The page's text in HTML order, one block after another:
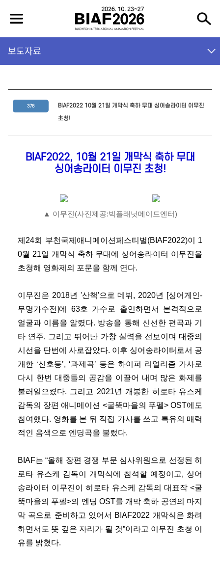
보도자료
378
BIAF2022 10월 21일 개막식 축하 무대 싱어송라이터 이무진
초청!
BIAF2022, 10월 21일 개막식 축하 무대
싱어송라이터 이무진 초청!
▲ 이무진(사진제공:빅플래닛메이드엔터)
제24회 부천국제애니메이션페스티벌(BIAF2022)이 1
0월 21일 개막식 축하 무대에 싱어송라이터 이무진을
초청해 영화제의 포문을 함께 연다.
이무진은 2018년 '산책'으로 데뷔, 2020년 [싱어게인-
무명가수전]에 63호 가수로 출연하면서 본격적으로
얼굴과 이름을 알렸다. 방송을 통해 신선한 편곡과 기
타 연주, 그리고 뛰어난 가창 실력을 선보이며 대중의
시선을 단번에 사로잡았다. 이후 싱어송라이터로서 공
개한 ‘신호등’, ‘과제곡’ 등은 하이퍼 리얼리즘 가사로
다시 한번 대중들의 공감을 이끌어 내며 많은 화제를
불러일으켰다. 그리고 2021년 개봉한 히로타 유스케
감독의 장편 애니메이션 <굴뚝마을의 푸펠> OST에도
참여했다. 영화를 본 뒤 직접 가사를 쓰고 특유의 매력
적인 음색으로 엔딩곡을 불렀다.
BIAF는 “올해 장편 경쟁 부문 심사위원으로 선정된 히
로타 유스케 감독이 개막식에 참석할 예정이고, 싱어
송라이터 이무진이 히로타 유스케 감독의 대표작 <굴
뚝마을의 푸펠>의 엔딩 OST를 개막 축하 공연의 마지
막 곡으로 준비하고 있어서 BIAF2022 개막식은 화려
하면서도 뜻 깊은 자리가 될 것”이라고 이무진 초청 이
유를 밝혔다.